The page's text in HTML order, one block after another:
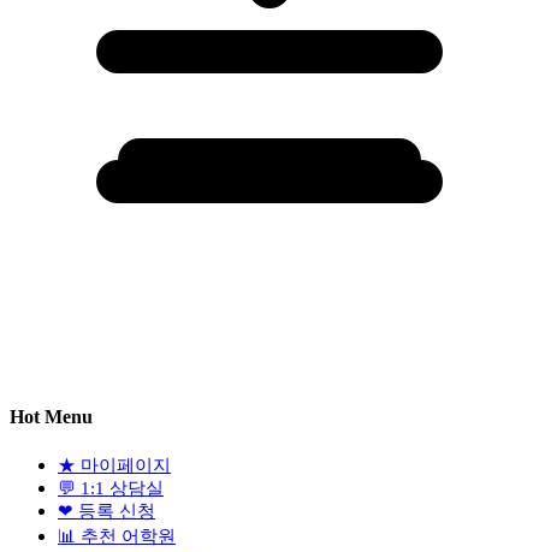
Hot Menu
★ 마이페이지
💬 1:1 상담실
❤ 등록 신청
📊 추천 어학원